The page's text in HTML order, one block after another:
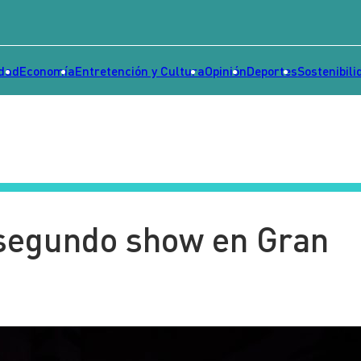
EconomíaEntretención y CulturaOpiniónDeportes
show en Gran